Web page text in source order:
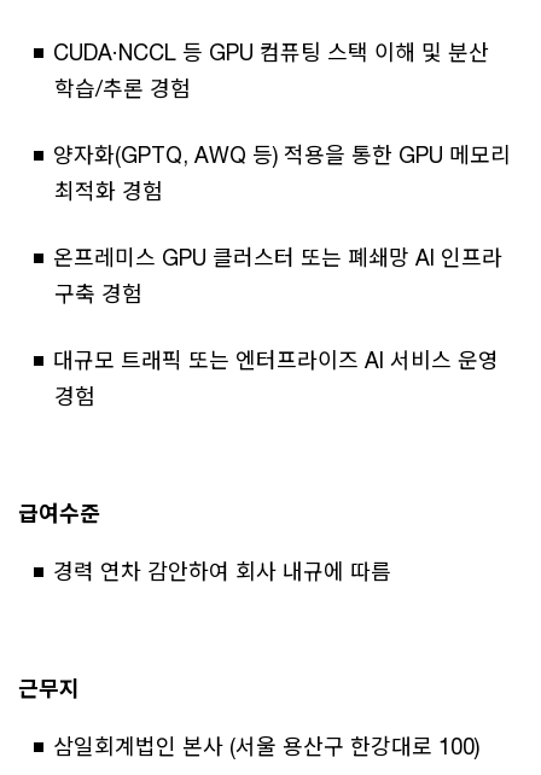
CUDA·NCCL 등 GPU 컴퓨팅 스택 이해 및 분산
학습/추론 경험
양자화(GPTQ, AWQ 등) 적용을 통한 GPU 메모리
최적화 경험
온프레미스 GPU 클러스터 또는 폐쇄망 AI 인프라
구축 경험
대규모 트래픽 또는 엔터프라이즈 AI 서비스 운영
경험
급여수준
경력 연차 감안하여 회사 내규에 따름
근무지
삼일회계법인 본사 (서울 용산구 한강대로 100)